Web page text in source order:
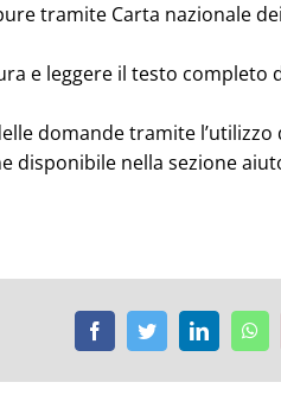
tramite Carta nazionale
e leggere il testo completo
domande tramite l’utilizzo
disponibile nella sezione
FacebookTwitterLinkedIn